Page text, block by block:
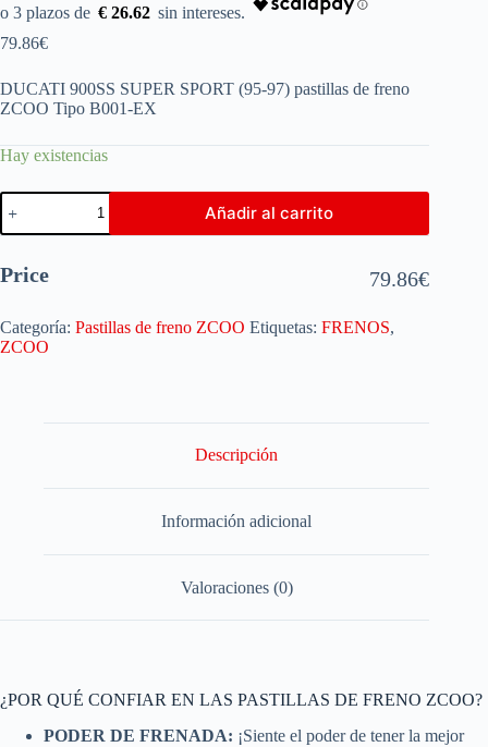
€ 26.62
79.86€
DUCATI 900SS SUPER SPORT (95-97) pastillas de freno
ZCOO Tipo B001-EX
Hay existencias
Añadir al carrito
Price 79.86€
Categoría: Pastillas de freno ZCOO Etiquetas: FRENOS,
ZCOO
Descripción
Información adicional
Valoraciones (0)
¿POR QUÉ CONFIAR EN LAS PASTILLAS DE FRENO ZCOO?
PODER DE FRENADA: ¡Siente el poder de tener la mejor